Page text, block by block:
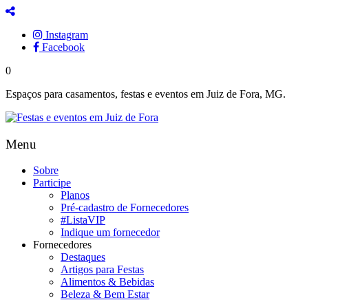
Instagram
Facebook
0
Espaços para casamentos, festas e eventos em Juiz de Fora, MG.
Menu
Sobre
Participe
Planos
Pré-cadastro de Fornecedores
#ListaVIP
Indique um fornecedor
Fornecedores
Destaques
Artigos para Festas
Alimentos & Bebidas
Beleza & Bem Estar